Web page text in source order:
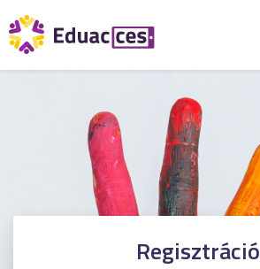
Regisztráció